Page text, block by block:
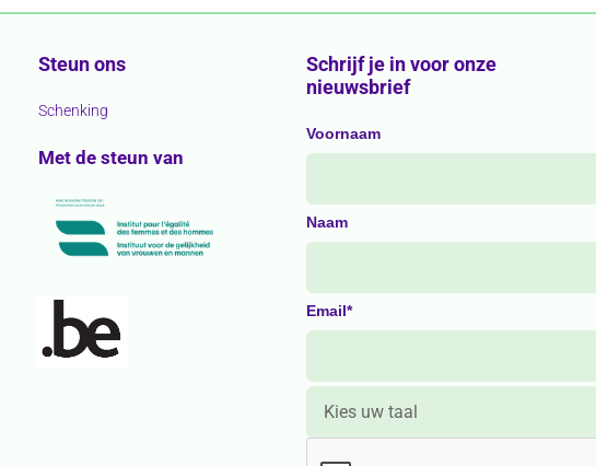
Steun ons
Schenking
Met de steun van
Schrijf je in voor onze
nieuwsbrief
Voornaam
Naam
Email*